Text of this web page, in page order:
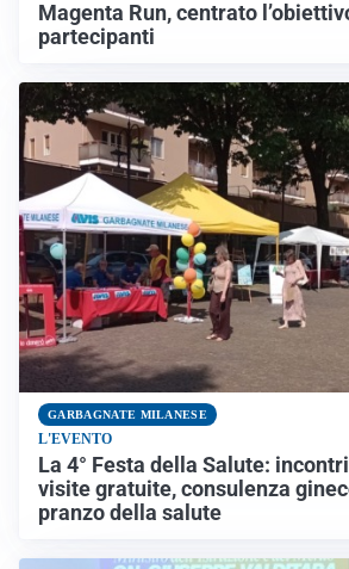
Magenta Run, centrato
partecipanti
GARBAGNATE MILANESE
L'EVENTO
La 4° Festa della Salute:
visite gratuite, consulenza
pranzo della salute